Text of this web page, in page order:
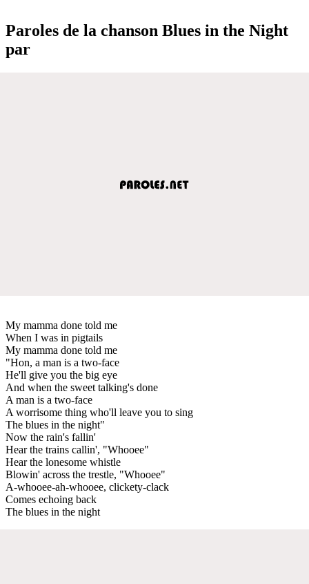
Paroles de la chanson Blues in the Night
par
My mamma done told me
When I was in pigtails
My mamma done told me
"Hon, a man is a two-face
He'll give you the big eye
And when the sweet talking's done
A man is a two-face
A worrisome thing who'll leave you to sing
The blues in the night"
Now the rain's fallin'
Hear the trains callin', "Whooee"
Hear the lonesome whistle
Blowin' across the trestle, "Whooee"
A-whooee-ah-whooee, clickety-clack
Comes echoing back
The blues in the night